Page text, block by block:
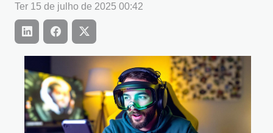
Ter 15 de julho de 2025 00:42